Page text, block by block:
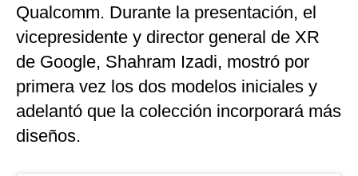
Qualcomm. Durante la presentación, el
vicepresidente y director general de XR
de Google, Shahram Izadi, mostró por
primera vez los dos modelos iniciales y
adelantó que la colección incorporará más
diseños.